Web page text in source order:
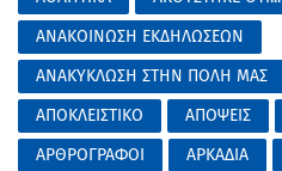
ΑΝΑΚΟΙΝΩΣΗ ΕΚΔΗΛΩΣΕΩΝ
ΑΝΑΚΥΚΛΩΣΗ ΣΤΗΝ ΠΟΛΗ ΜΑΣ
ΑΠΟΚΛΕΙΣΤΙΚΟ
ΑΠΟΨΕΙΣ
ΑΡΘΡΟΓΡΑΦΟΙ
ΑΡΚΑΔΙΑ